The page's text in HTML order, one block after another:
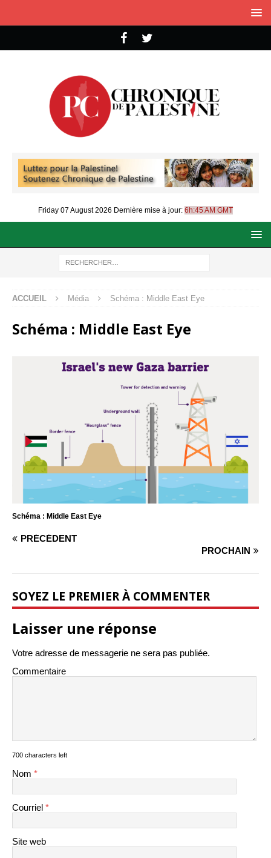
Friday 07 August 2026 Dernière mise à jour: 6h:45 AM GMT
ACCUEIL Média Schéma : Middle East Eye
Schéma : Middle East Eye
Schéma : Middle East Eye
PRÉCÉDENT
PROCHAIN
SOYEZ LE PREMIER À COMMENTER
Laisser une réponse
Votre adresse de messagerie ne sera pas publiée.
Commentaire
700 characters left
Nom *
Courriel *
Site web